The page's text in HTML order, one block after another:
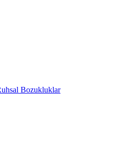
Bozukluklar